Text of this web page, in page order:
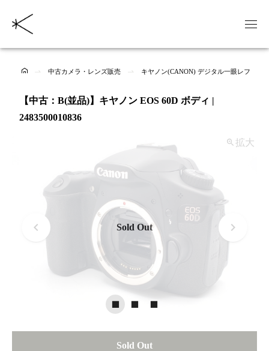
中古カメラ・レンズ販売 キヤノン(CANON) デジタル一眼レフの中
【中古：B(並品)】キヤノン EOS 60D ボディ |
2483500010836
拡大
Sold Out
Sold Out